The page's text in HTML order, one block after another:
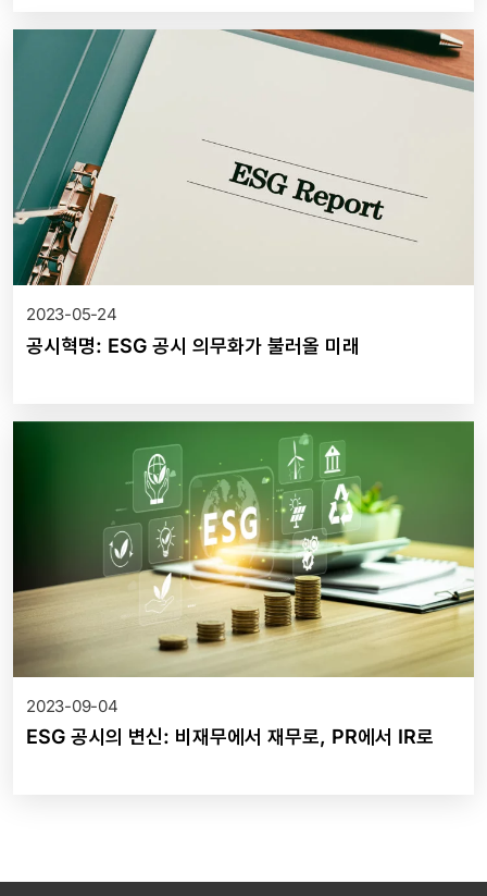
2023-05-24
공시혁명: ESG 공시 의무화가 불러올 미래
2023-09-04
ESG 공시의 변신: 비재무에서 재무로, PR에서 IR로